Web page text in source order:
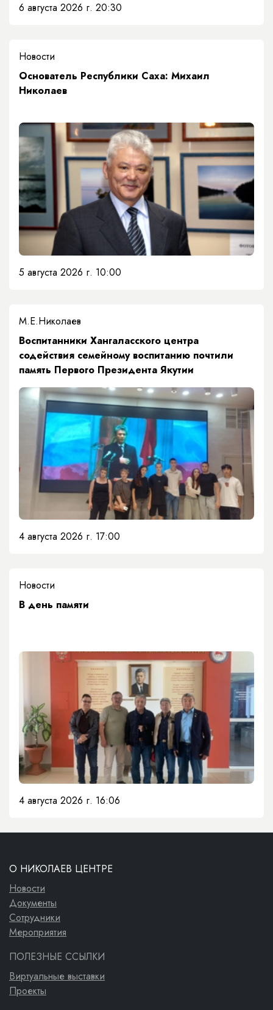
6 августа 2026 г. 20:30
Новости
Основатель Республики Саха: Михаил
Николаев
5 августа 2026 г. 10:00
М.Е.Николаев
​Воспитанники Хангаласского центра
содействия семейному воспитанию почтили
память Первого Президента Якутии
4 августа 2026 г. 17:00
Новости
​В день памяти
4 августа 2026 г. 16:06
О НИКОЛАЕВ ЦЕНТРЕ
Новости
Документы
Сотрудники
Мероприятия
ПОЛЕЗНЫЕ ССЫЛКИ
Виртуальные выставки
Проекты